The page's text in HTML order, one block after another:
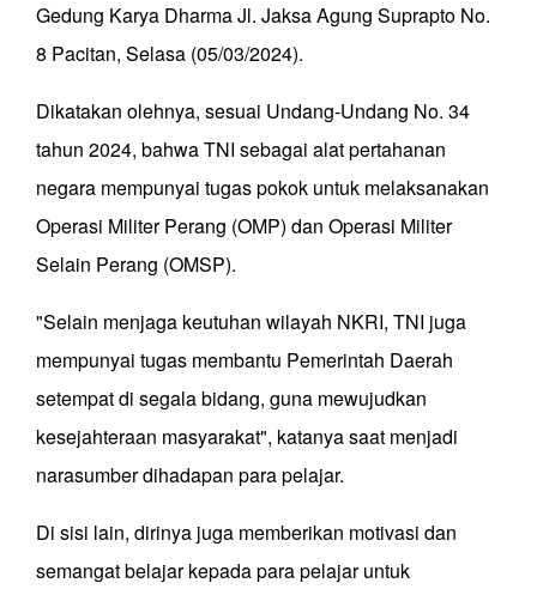
Gedung Karya Dharma Jl. Jaksa Agung Suprapto No.
8 Pacitan, Selasa (05/03/2024).
Dikatakan olehnya, sesuai Undang-Undang No. 34
tahun 2024, bahwa TNI sebagai alat pertahanan
negara mempunyai tugas pokok untuk melaksanakan
Operasi Militer Perang (OMP) dan Operasi Militer
Selain Perang (OMSP).
"Selain menjaga keutuhan wilayah NKRI, TNI juga
mempunyai tugas membantu Pemerintah Daerah
setempat di segala bidang, guna mewujudkan
kesejahteraan masyarakat", katanya saat menjadi
narasumber dihadapan para pelajar.
Di sisi lain, dirinya juga memberikan motivasi dan
semangat belajar kepada para pelajar untuk